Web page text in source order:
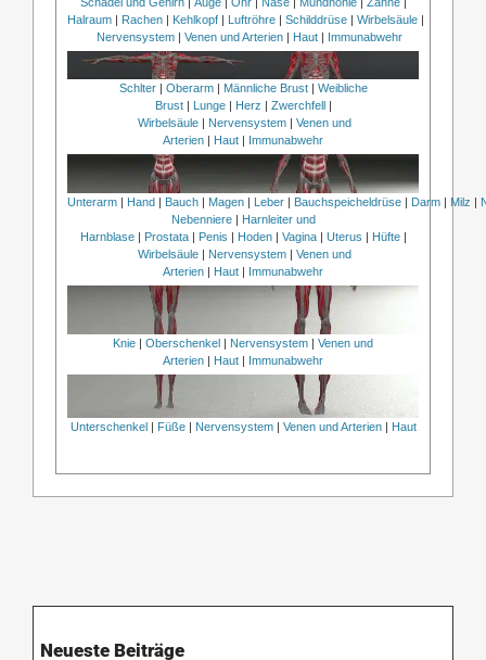
Halraum
Rachen Kehlkopf Luftröhre Schilddrüse Wirbelsäule
Nervensystem
Venen und Arterien Haut Immunabwehr
Schlter| Oberarm| Männliche Brust| Weibliche
Brust| Lunge| Herz | Zwerchfell|
Wirbelsäule | Nervensystem | Venen und
Arterien | Haut | Immunabwehr
Unterarm | Hand | Bauch | Magen | Leber | Bauchspeicheldrüse | Darm | Milz |
Nebenniere| Harnleiter und
Harnblase| Prostata| Penis | Hoden| Vagina| Uterus | Hüfte|
Wirbelsäule | Nervensystem | Venen und
Arterien | Haut | Immunabwehr
Knie | Oberschenkel | Nervensystem | Venen und
Arterien | Haut | Immunabwehr
Unterschenkel| Füße| Nervensystem| Venen und Arterien| Haut
Neueste Beiträge